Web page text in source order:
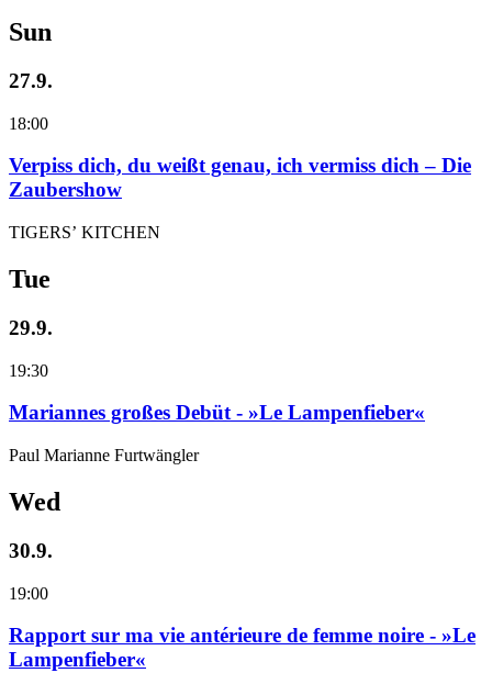
Sun
27.9.
18:00
Verpiss dich, du weißt genau, ich vermiss dich – Die
Zaubershow
TIGERS’ KITCHEN
Tue
29.9.
19:30
Mariannes großes Debüt - »Le Lampenfieber«
Paul Marianne Furtwängler
Wed
30.9.
19:00
Rapport sur ma vie antérieure de femme noire - »Le
Lampenfieber«